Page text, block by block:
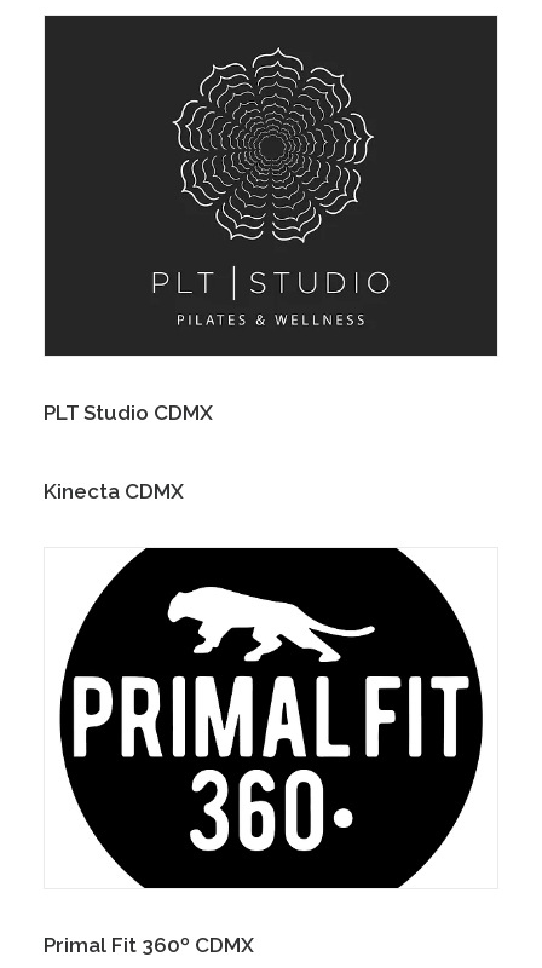
PLT Studio CDMX
Kinecta CDMX
Primal Fit 360º CDMX